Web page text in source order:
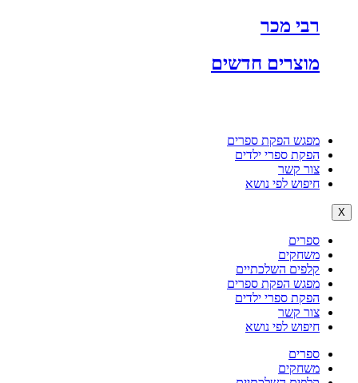
רבי מכר
מוצרים חדשים
מפגש הפקת ספרים
הפקת ספרי ילדים
צור קשר
חיפוש לפי נושא
X
ספרים
משחקים
קלפים השלכתיים
מפגש הפקת ספרים
הפקת ספרי ילדים
צור קשר
חיפוש לפי נושא
ספרים
משחקים